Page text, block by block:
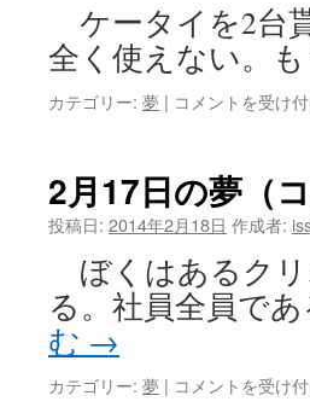
ス
カ
レ
ー
タ
走）
は
ケータイを2台
全く使えない。
カテゴリー: 夢 | 2
の
夢
え
な
い
タ
コメントを受け
2月17日の夢（
投稿日: 2014年2月18日 作成者:
ぼくはあるク
る。社員全員で
む →
カテゴリー: 夢 | 2
コメントを受け